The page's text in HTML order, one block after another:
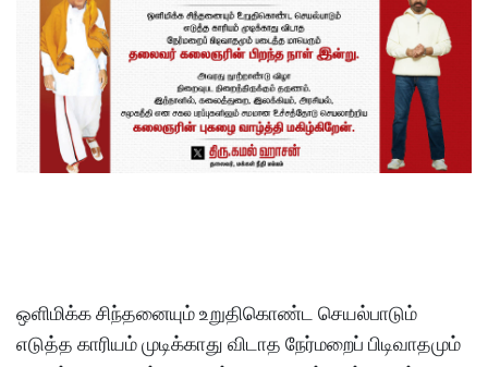
ஒளிமிக்க சிந்தனையும் உறுதிகொண்ட செயல்பாடும்
எடுத்த காரியம் முடிக்காது விடாத நேர்மறைப் பிடிவாதமும்